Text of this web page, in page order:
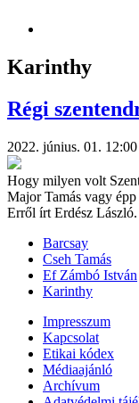
Karinthy
Régi
2022. június. 01. 12:00
Hogy milyen volt
Major Tamás vagy
Erről írt Erdész László.
Barcsay
Cseh Tamás
Ef Zámbó István
Karinthy
Impresszum
Kapcsolat
Etikai kódex
Médiaajánló
Archívum